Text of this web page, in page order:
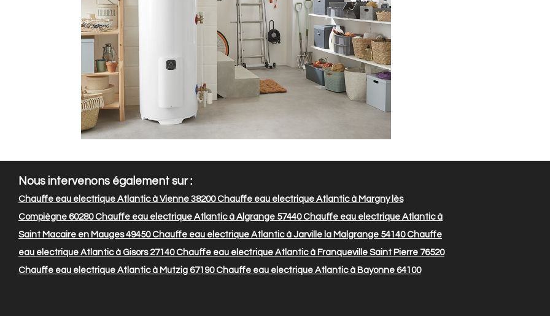
Nous intervenons également sur :
Chauffe eau electrique Atlantic à Vienne 38200Chauffe eau electrique Atlantic à Margny lès
Compiègne 60280Chauffe eau electrique Atlantic à Algrange 57440Chauffe eau electrique Atlantic à
Saint Macaire en Mauges 49450Chauffe eau electrique Atlantic à Jarville la Malgrange 54140Chauffe
eau electrique Atlantic à Gisors 27140Chauffe eau electrique Atlantic à Franqueville Saint Pierre 76520
Chauffe eau electrique Atlantic à Mutzig 67190Chauffe eau electrique Atlantic à Bayonne 64100